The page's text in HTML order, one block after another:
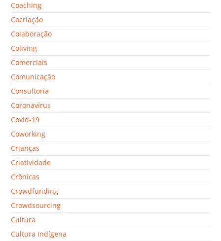
Coaching
Cocriação
Colaboração
Coliving
Comerciais
Comunicação
Consultoria
Coronavírus
Covid-19
Coworking
Crianças
Criatividade
Crônicas
Crowdfunding
Crowdsourcing
Cultura
Cultura Indígena